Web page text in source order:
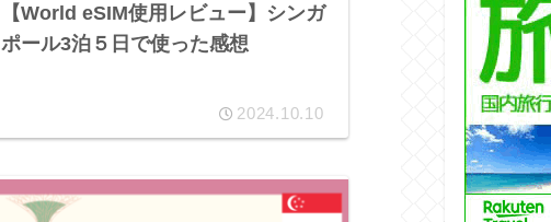
【World eSIM使用レビュー】シンガ
ポール3泊５日で使った感想
2024.10.10